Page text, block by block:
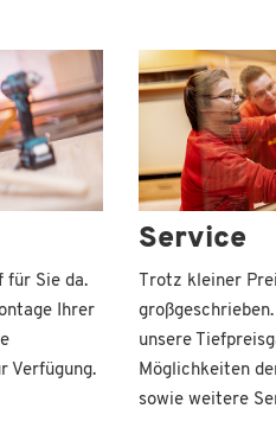
für Sie da.
Ihrer
Verfügung.
Service
Trotz kleiner
unsere
Möglichkeiten
sowie weitere